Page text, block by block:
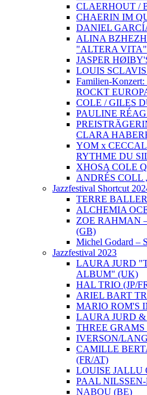
CLAERHOUT /
CHAERIN IM
DANIEL
ALINA
"ALTERA VITA"
JASPER
LOUIS
Familien-
ROCKT
COLE / GILES
PAULINE
CLARA
YOM x
RYTHME DU
XHOSA COLE
ANDRÉS COLL
Jazzfestival Shortcut
TERRE
ALCHEMIA
ZOE RAHMAN
(GB)
Michel Godard –
Jazzfestival 2023
LAURA JURD
ALBUM" (UK)
HAL TRIO (JP/
ARIEL BART
MARIO ROM'S
LAURA JURD
THREE GRAMS
IVERSON/
CAMILLE
(FR/AT)
LOUISE JALLU
PAAL
NABOU (BE)